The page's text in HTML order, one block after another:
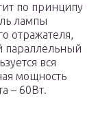
по принципу
лампы
отражателя,
вся
мощность
– 60Вт.